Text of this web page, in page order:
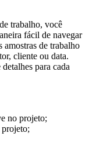
trabalho, você
fácil de navegar
amostras de trabalho
cliente ou data.
para cada
no projeto;